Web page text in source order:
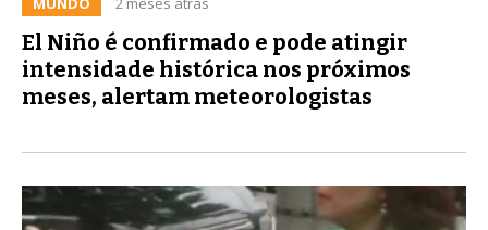
El Niño é confirmado e pode atingir
intensidade histórica nos próximos
meses, alertam meteorologistas